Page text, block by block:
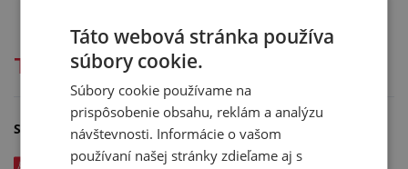
Technická dokumentácia
Súbory na stiahnutie
504 AIRPREN ALL - katalogový list v EN - kód: 00476xxx
Táto webová stránka používa
súbory cookie.
Súbory cookie používame na
prispôsobenie obsahu, reklám a analýzu
návštevnosti. Informácie o vašom
používaní našej stránky zdieľame aj s